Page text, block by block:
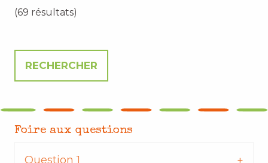
(69 résultats)
Foire aux questions
Question 1